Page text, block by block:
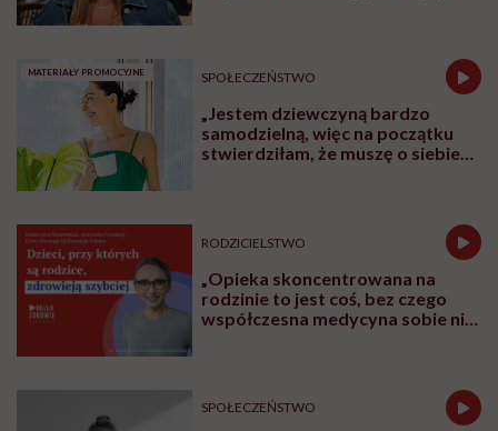
MATERIAŁY PROMOCYJNE SPOŁECZEŃSTWO
„Jestem dziewczyną bardzo
samodzielną, więc na początku
stwierdziłam, że muszę o siebie
RODZICIELSTWO
„Opieka skoncentrowana na
rodzinie to jest coś, bez czego
współczesna medycyna sobie nie
SPOŁECZEŃSTWO